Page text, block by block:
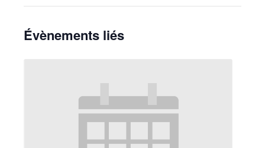
Évènements liés